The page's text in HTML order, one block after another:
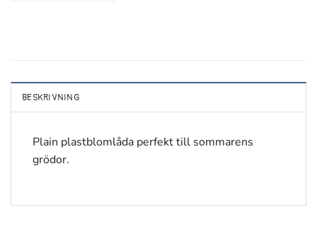
BESKRIVNING
Plain plastblomlåda perfekt till sommarens
grödor.